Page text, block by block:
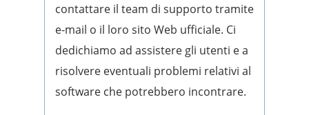
contattare il team di supporto tramite
e-mail o il loro sito Web ufficiale. Ci
dedichiamo ad assistere gli utenti e a
risolvere eventuali problemi relativi al
software che potrebbero incontrare.